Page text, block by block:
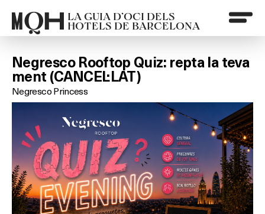
LA GUIA D’OCI DELS
HOTELS DE BARCELONA
Negresco Rooftop Quiz: repta la teva
ment (CANCEL·LAT)
Negresco Princess